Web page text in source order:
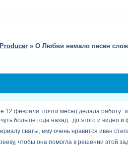
» О Любви немало песен
12 февраля. почти месяц делала
больше года назад...до этого и
сваты, ему очень нравится иван
чтобы она помогла в решении этой